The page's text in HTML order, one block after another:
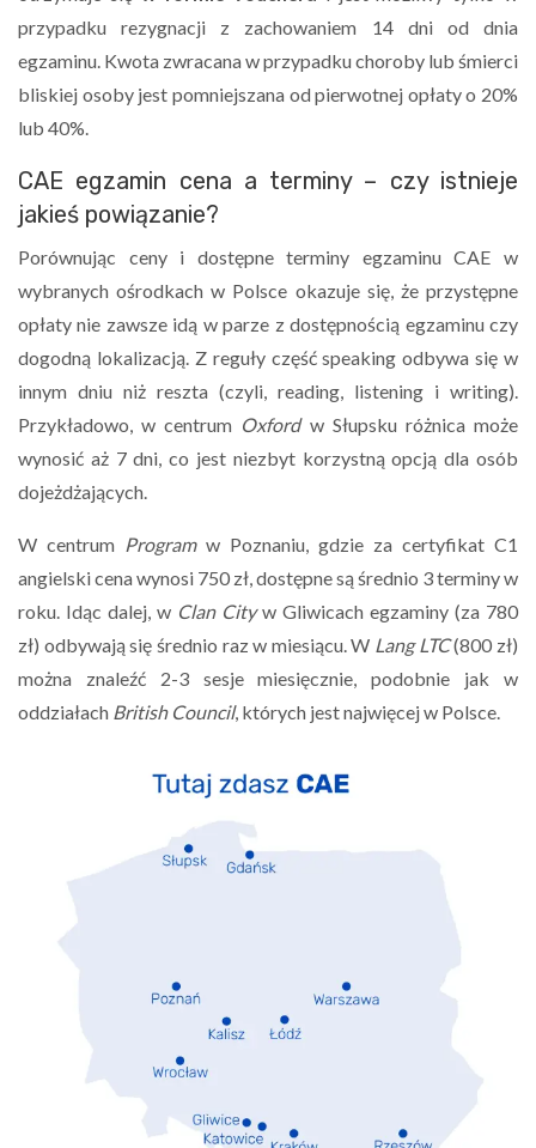
przypadku rezygnacji z zachowaniem 14 dni od dnia
egzaminu. Kwota zwracana w przypadku choroby lub śmierci
bliskiej osoby jest pomniejszana od pierwotnej opłaty o 20%
lub 40%.
CAE egzamin cena a terminy – czy istnieje
jakieś powiązanie?
Porównując ceny i dostępne terminy egzaminu CAE w
wybranych ośrodkach w Polsce okazuje się, że przystępne
opłaty nie zawsze idą w parze z dostępnością egzaminu czy
dogodną lokalizacją. Z reguły część speaking odbywa się w
innym dniu niż reszta (czyli, reading, listening i writing).
Przykładowo, w centrum Oxford w Słupsku różnica może
wynosić aż 7 dni, co jest niezbyt korzystną opcją dla osób
dojeżdżających.
W centrum Program w Poznaniu, gdzie za certyfikat C1
angielski cena wynosi 750 zł, dostępne są średnio 3 terminy w
roku. Idąc dalej, w Clan Cityw Gliwicach egzaminy (za 780
zł) odbywają się średnio raz w miesiącu. W Lang LTC(800 zł)
można znaleźć 2-3 sesje miesięcznie, podobnie jak w
oddziałach British Council, których jest najwięcej w Polsce.